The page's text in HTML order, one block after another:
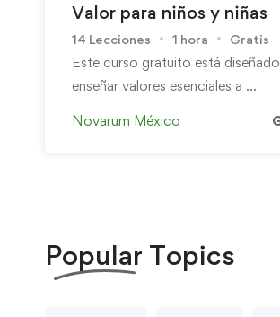
Valor para niños y niñas
14 Lecciones 1 hora Gratis
Este curso gratuito está
enseñar valores esenciales a …
Novarum México
Popular Topics